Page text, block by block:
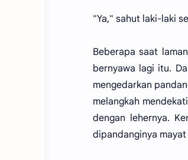
"Ya," sahut laki-laki
Beberapa saat
bernyawa lagi itu.
mengedarkan
melangkah
dengan lehernya.
dipandanginya